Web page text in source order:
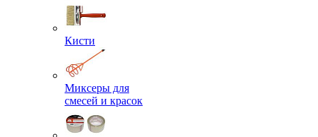
Кисти
Миксеры для
смесей и красок